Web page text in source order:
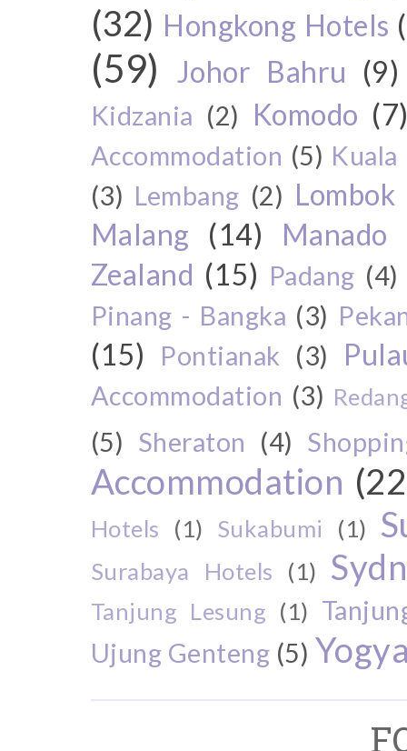
(32) Hongkong Hotels
(59) Johor Bahru (9)
Kidzania (2) Komodo
Accommodation (5)
(3) Lembang (2) Lombok
Malang
(14) Manado
Zealand (15) Padang (4)
Pinang - Bangka (3)
(15) Pontianak (3)
Accommodation (3)
(5) Sheraton (4)
Accommodation
Hotels (1) Sukabumi (1)
Surabaya Hotels (1)
Tanjung Lesung (1)
Ujung Genteng (5)